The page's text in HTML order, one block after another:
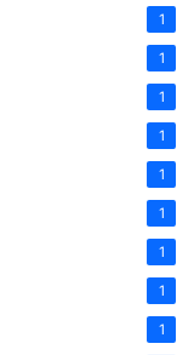
1
1
1
1
1
1
1
1
1